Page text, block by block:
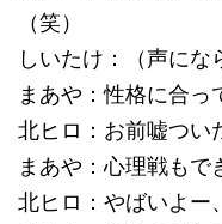
（笑）
しいたけ：（声にな
まあや：性格に合っ
北ヒロ：お前嘘つい
まあや：心理戦も
北ヒロ：やばいよー、